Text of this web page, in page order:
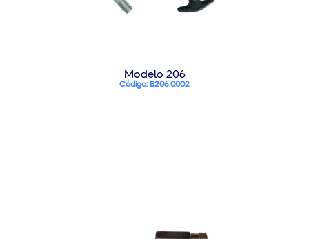
Modelo 206
Código: B206.0002